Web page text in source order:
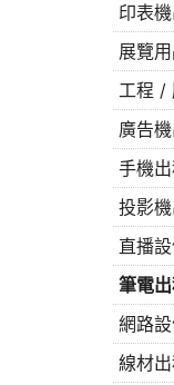
印表
展覽
工程 /
廣告
手機出
投影
直播
筆電
網路
線材出